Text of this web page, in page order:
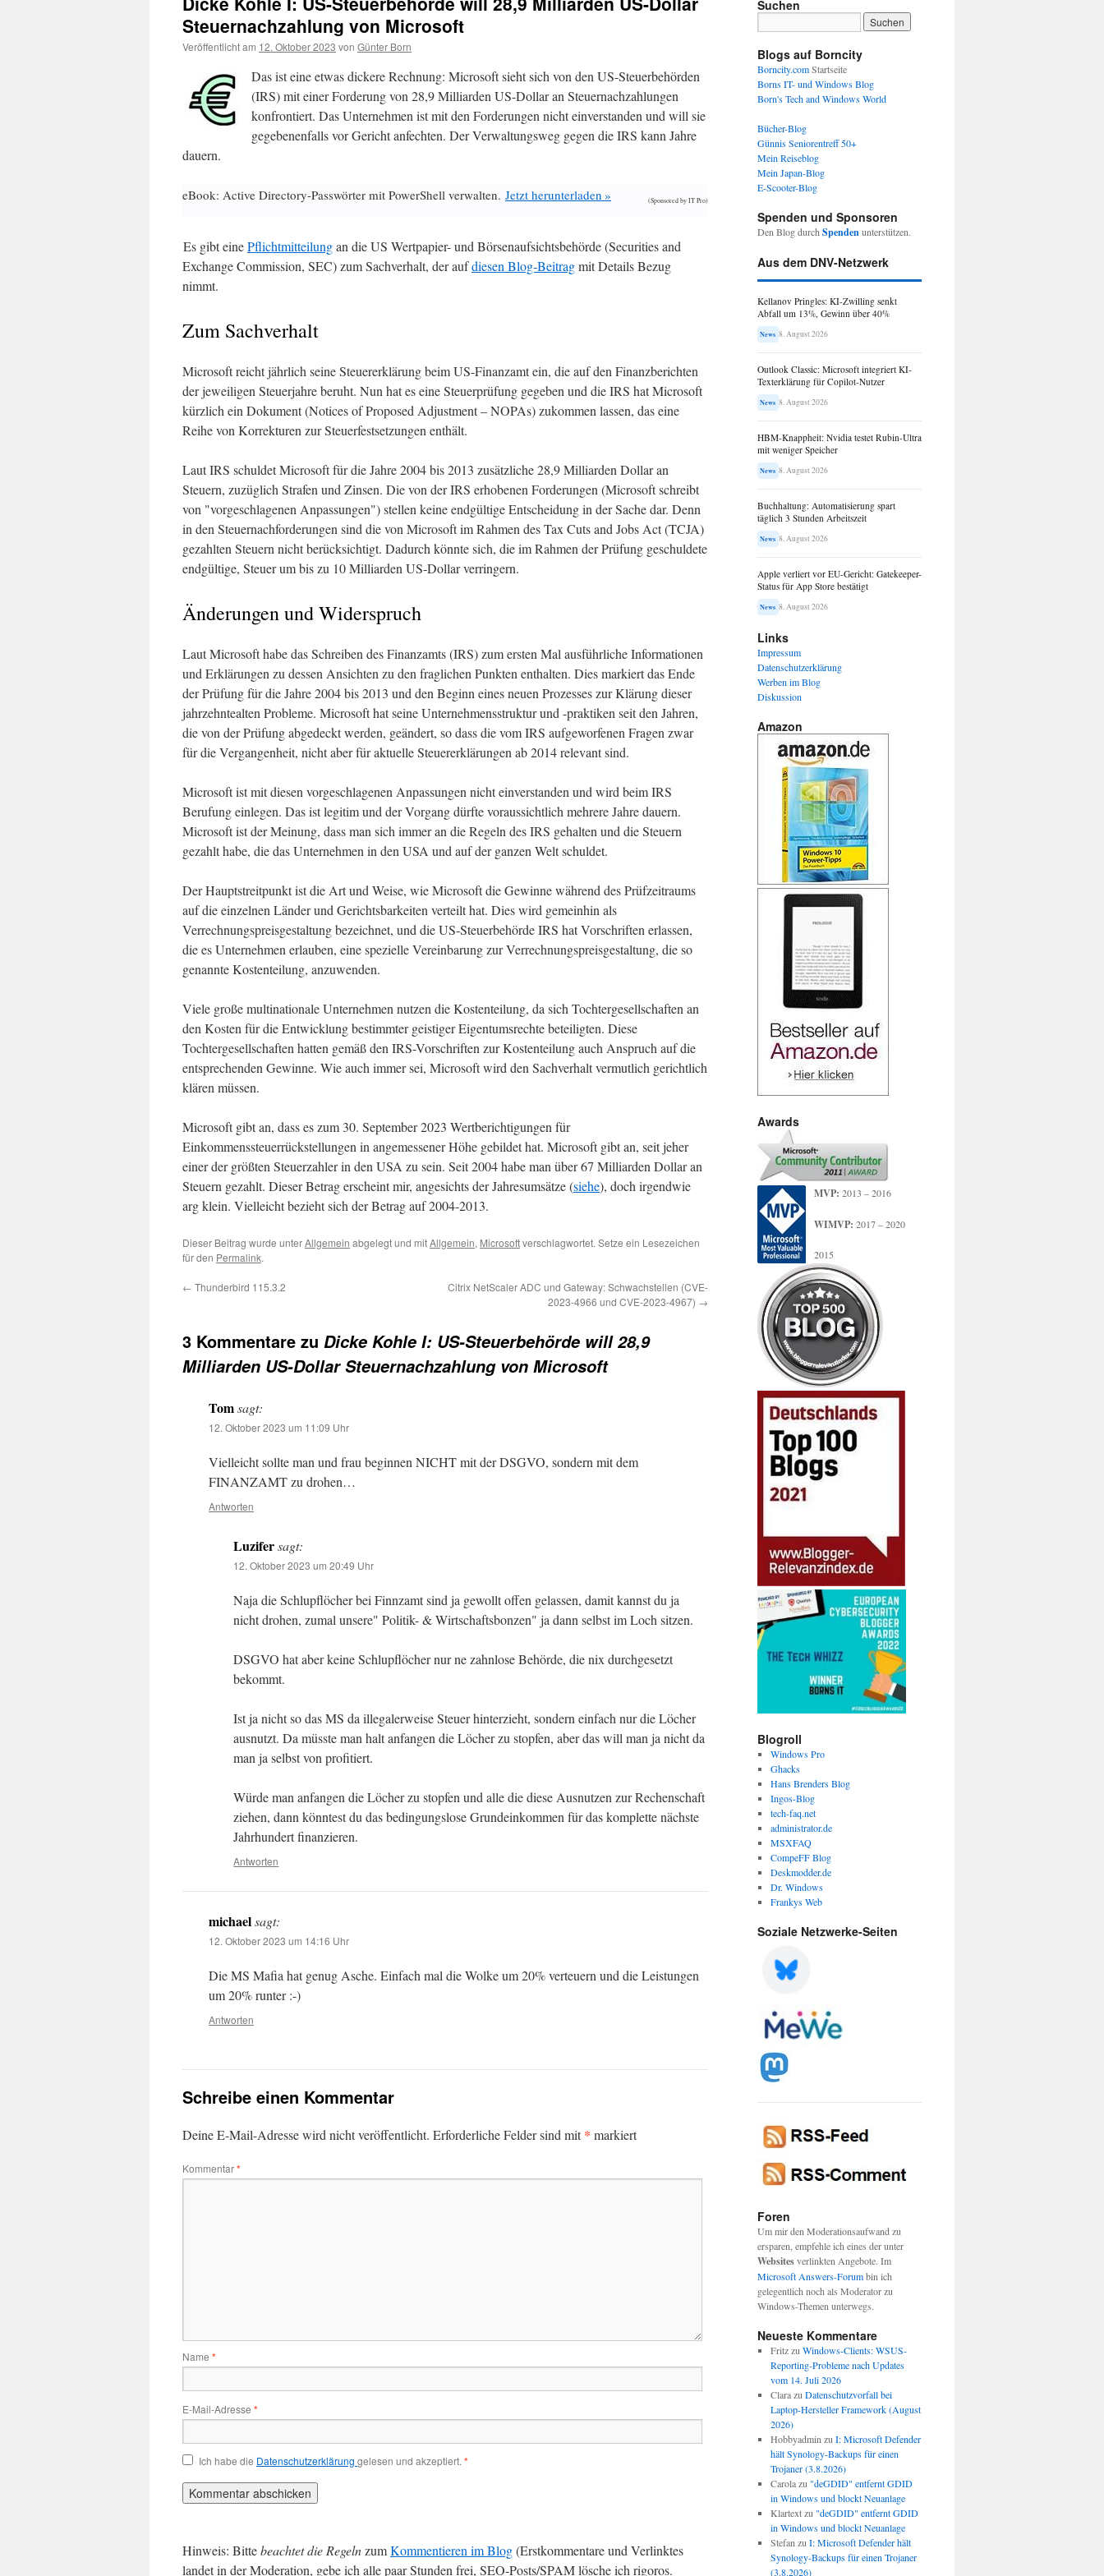
Steuernachzahlung von Microsoft
Veröffentlicht am 12. Oktober 2023 von Günter Born
Das ist eine etwas dickere Rechnung: Microsoft sieht sich von den US-Steuerbehörden
(IRS) mit einer Forderung von 28,9 Milliarden US-Dollar an Steuernachzahlungen
konfrontiert. Das Unternehmen ist mit den Forderungen nicht einverstanden und will sie
gegebenenfalls vor Gericht anfechten. Der Verwaltungsweg gegen die IRS kann Jahre
dauern.
eBook: Active Directory-Passwörter mit PowerShell verwalten. Jetzt herunterladen » (Sponsored by IT Pro)
Es gibt einePflichtmitteilungan die US Wertpapier- und Börsenaufsichtsbehörde (Securities and
Exchange Commission, SEC) zum Sachverhalt, der aufdiesen Blog-Beitragmit Details Bezug
nimmt.
Zum Sachverhalt
Microsoft reicht jährlich seine Steuererklärung beim US-Finanzamt ein, die auf den Finanzberichten
der jeweiligen Steuerjahre beruht. Nun hat es eine Steuerprüfung gegeben und die IRS hat Microsoft
kürzlich ein Dokument (Notices of Proposed Adjustment – NOPAs) zukommen lassen, das eine
Reihe von Korrekturen zur Steuerfestsetzungen enthält.
Laut IRS schuldet Microsoft für die Jahre 2004 bis 2013 zusätzliche 28,9 Milliarden Dollar an
Steuern, zuzüglich Strafen und Zinsen. Die von der IRS erhobenen Forderungen (Microsoft schreibt
von "vorgeschlagenen Anpassungen") stellen keine endgültige Entscheidung in der Sache dar. Denn
in den Steuernachforderungen sind die von Microsoft im Rahmen des Tax Cuts and Jobs Act (TCJA)
gezahlten Steuern nicht berücksichtigt. Dadurch könnte sich, die im Rahmen der Prüfung geschuldete
endgültige, Steuer um bis zu 10 Milliarden US-Dollar verringern.
Änderungen und Widerspruch
Laut Microsoft habe das Schreiben des Finanzamts (IRS) zum ersten Mal ausführliche Informationen
und Erklärungen zu dessen Ansichten zu den fraglichen Punkten enthalten. Dies markiert das Ende
der Prüfung für die Jahre 2004 bis 2013 und den Beginn eines neuen Prozesses zur Klärung dieser
jahrzehntealten Probleme. Microsoft hat seine Unternehmensstruktur und -praktiken seit den Jahren,
die von der Prüfung abgedeckt werden, geändert, so dass die vom IRS aufgeworfenen Fragen zwar
für die Vergangenheit, nicht aber für aktuelle Steuererklärungen ab 2014 relevant sind.
Microsoft ist mit diesen vorgeschlagenen Anpassungen nicht einverstanden und wird beim IRS
Berufung einlegen. Das ist legitim und der Vorgang dürfte voraussichtlich mehrere Jahre dauern.
Microsoft ist der Meinung, dass man sich immer an die Regeln des IRS gehalten und die Steuern
gezahlt habe, die das Unternehmen in den USA und auf der ganzen Welt schuldet.
Der Hauptstreitpunkt ist die Art und Weise, wie Microsoft die Gewinne während des Prüfzeitraums
auf die einzelnen Länder und Gerichtsbarkeiten verteilt hat. Dies wird gemeinhin als
Verrechnungspreisgestaltung bezeichnet, und die US-Steuerbehörde IRS hat Vorschriften erlassen,
die es Unternehmen erlauben, eine spezielle Vereinbarung zur Verrechnungspreisgestaltung, die so
genannte Kostenteilung, anzuwenden.
Viele große multinationale Unternehmen nutzen die Kostenteilung, da sich Tochtergesellschaften an
den Kosten für die Entwicklung bestimmter geistiger Eigentumsrechte beteiligten. Diese
Tochtergesellschaften hatten gemäß den IRS-Vorschriften zur Kostenteilung auch Anspruch auf die
entsprechenden Gewinne. Wie auch immer sei, Microsoft wird den Sachverhalt vermutlich gerichtlich
klären müssen.
Microsoft gibt an, dass es zum 30. September 2023 Wertberichtigungen für
Einkommenssteuerrückstellungen in angemessener Höhe gebildet hat. Microsoft gibt an, seit jeher
einer der größten Steuerzahler in den USA zu sein. Seit 2004 habe man über 67 Milliarden Dollar an
Steuern gezahlt. Dieser Betrag erscheint mir, angesichts der Jahresumsätze (siehe), doch irgendwie
arg klein. Vielleicht bezieht sich der Betrag auf 2004-2013.
Dieser Beitrag wurde unterAllgemein abgelegt und mitAllgemein, Microsoftverschlagwortet. Setze ein Lesezeichen
für den Permalink.
← Thunderbird 115.3.2
Citrix NetScaler ADC und Gateway: Schwachstellen (CVE-
2023-4966 und CVE-2023-4967) →
3 Kommentare zu Dicke Kohle I: US-Steuerbehörde will 28,9
Milliarden US-Dollar Steuernachzahlung von Microsoft
Tomsagt:
12. Oktober 2023 um 11:09 Uhr
Vielleicht sollte man und frau beginnen NICHT mit der DSGVO, sondern mit dem
FINANZAMT zu drohen…
Antworten
Luzifer sagt:
12. Oktober 2023 um 20:49 Uhr
Naja die Schlupflöcher bei Finnzamt sind ja gewollt offen gelassen, damit kannst du ja
nicht drohen, zumal unsere" Politik- & Wirtschaftsbonzen" ja dann selbst im Loch sitzen.
DSGVO hat aber keine Schlupflöcher nur ne zahnlose Behörde, die nix durchgesetzt
bekommt.
Ist ja nicht so das MS da illegalerweise Steuer hinterzieht, sondern einfach nur die Löcher
ausnutzt. Da müsste man halt anfangen die Löcher zu stopfen, aber das will man ja nicht da
man ja selbst von profitiert.
Würde man anfangen die Löcher zu stopfen und alle die diese Ausnutzen zur Rechenschaft
ziehen, dann könntest du das bedingungslose Grundeinkommen für das komplette nächste
Jahrhundert finanzieren.
Antworten
michaelsagt:
12. Oktober 2023 um 14:16 Uhr
Die MS Mafia hat genug Asche. Einfach mal die Wolke um 20% verteuern und die Leistungen
um 20% runter :-)
Antworten
Schreibe einen Kommentar
Deine E-Mail-Adresse wird nicht veröffentlicht. Erforderliche Felder sind mit* markiert
Kommentar*
Name *
E-Mail-Adresse *
Ich habe die Datenschutzerklärung gelesen und akzeptiert. *
Hinweis: Bittebeachtet die RegelnzumKommentieren im Blog(Erstkommentare und Verlinktes
landet in der Moderation, gebe ich alle paar Stunden frei, SEO-Posts/SPAM lösche ich rigoros.
Suchen
Blogs auf Borncity
Borncity.comStartseite
Borns IT- und Windows Blog
Born's Tech and Windows World
Bücher-Blog
Günnis Seniorentreff 50+
Mein Reiseblog
Mein Japan-Blog
E-Scooter-Blog
Spenden und Sponsoren
Den Blog durch Spendenunterstützen.
Aus dem DNV-Netzwerk
Kellanov Pringles: KI-Zwilling senkt
Abfall um 13%, Gewinn über 40%
News 8. August 2026
Outlook Classic: Microsoft integriert KI-
Texterklärung für Copilot-Nutzer
News 8. August 2026
HBM-Knappheit: Nvidia testet Rubin-Ultra
mit weniger Speicher
News 8. August 2026
Buchhaltung: Automatisierung spart
täglich 3 Stunden Arbeitszeit
News 8. August 2026
Apple verliert vor EU-Gericht: Gatekeeper-
Status für App Store bestätigt
News 8. August 2026
Links
Impressum
Datenschutzerklärung
Werben im Blog
Diskussion
Amazon
Awards
MVP: 2013 – 2016
WIMVP: 2017 – 2020
2015
Blogroll
Windows Pro
Ghacks
Hans Brenders Blog
Ingos-Blog
tech-faq.net
administrator.de
MSXFAQ
CompeFF Blog
Deskmodder.de
Dr. Windows
Frankys Web
Soziale Netzwerke-Seiten
Foren
Um mir den Moderationsaufwand zu
ersparen, empfehle ich eines der unter
Websitesverlinkten Angebote. Im
Microsoft Answers-Forumbin ich
gelegentlich noch als Moderator zu
Windows-Themen unterwegs.
Neueste Kommentare
Fritzzu Windows-Clients: WSUS-
Reporting-Probleme nach Updates
vom 14. Juli 2026
Clarazu Datenschutzvorfall bei
Laptop-Hersteller Framework (August
2026)
Hobbyadmin zu I: Microsoft Defender
hält Synology-Backups für einen
Trojaner (3.8.2026)
Carolazu "deGDID" entfernt GDID
in Windows und blockt Neuanlage
Klartextzu "deGDID" entfernt GDID
in Windows und blockt Neuanlage
Stefan zu I: Microsoft Defender hält
Synology-Backups für einen Trojaner
(3.8.2026)